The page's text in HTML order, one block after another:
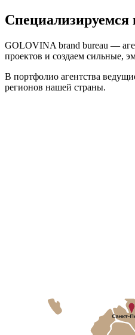
Специализируемся
GOLOVINA brand bureau —
проектов и создаем сильные,
В портфолио агентства
регионов нашей страны.